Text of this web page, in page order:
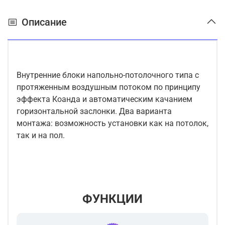
Описание
Внутренние блоки напольно-потолочного типа с
протяженным воздушным потоком по принципу
эффекта Коанда и автоматическим качанием
горизонтальной заслонки. Два варианта
монтажа: возможность установки как на потолок,
так и на пол.
ФУНКЦИИ